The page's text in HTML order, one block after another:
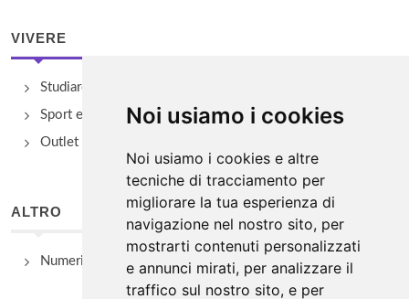
Noi usiamo i cookies
Noi usiamo i cookies e altre
tecniche di tracciamento per
migliorare la tua esperienza di
navigazione nel nostro sito, per
mostrarti contenuti personalizzati
e annunci mirati, per analizzare il
traffico sul nostro sito, e per
VIVERE
Studiare
Sport e Benessere
Outlet e spacci aziendali
ALTRO
Numeri Utili